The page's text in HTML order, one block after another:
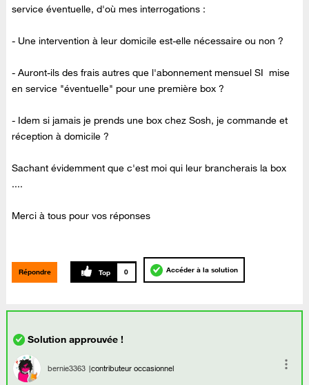
service éventuelle, d'où mes interrogations :
- Une intervention à leur domicile est-elle nécessaire ou non ?
- Auront-ils des frais autres que l'abonnement mensuel SI mise
en service "éventuelle" pour une première box ?
- Idem si jamais je prends une box chez Sosh, je commande et
réception à domicile ?
Sachant évidemment que c'est moi qui leur brancherais la box
....
Merci à tous pour vos réponses
Répondre 0 Accéder à la solution
bernie3363 contributeur occasionnel